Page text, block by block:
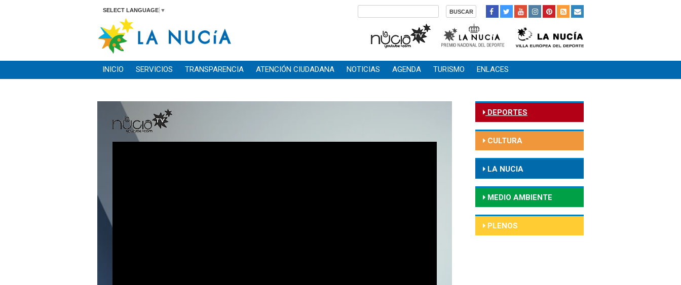
SELECT LANGUAGE ▼
INICIO SERVICIOS TRANSPARENCIA ATENCIÓN CIUDADANA NOTICIAS AGENDA TURISMO ENLACES
DEPORTES
CULTURA
LA NUCIA
MEDIO AMBIENTE
PLENOS